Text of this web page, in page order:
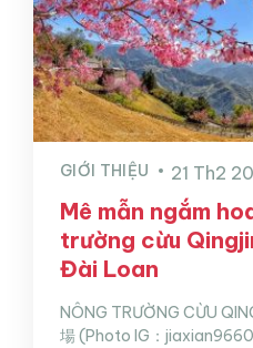
GIỚI THIỆU 21 Th2
Mê mẫn ngắm
trường cừu
Đài Loan
NÔNG TRƯỜNG CỪU
場 (Photo IG：